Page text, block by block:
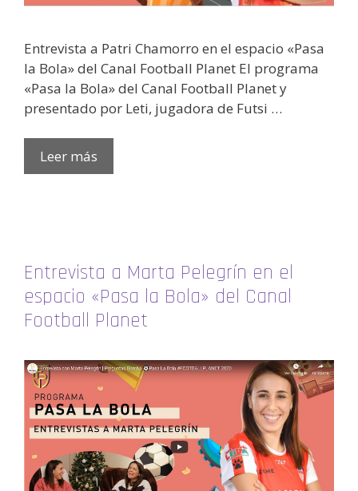
Entrevista a Patri Chamorro en el espacio «Pasa
la Bola» del Canal Football Planet El programa
«Pasa la Bola» del Canal Football Planet y
presentado por Leti, jugadora de Futsi …
Leer más
Entrevista a Marta Pelegrín en el
espacio «Pasa la Bola» del Canal
Football Planet